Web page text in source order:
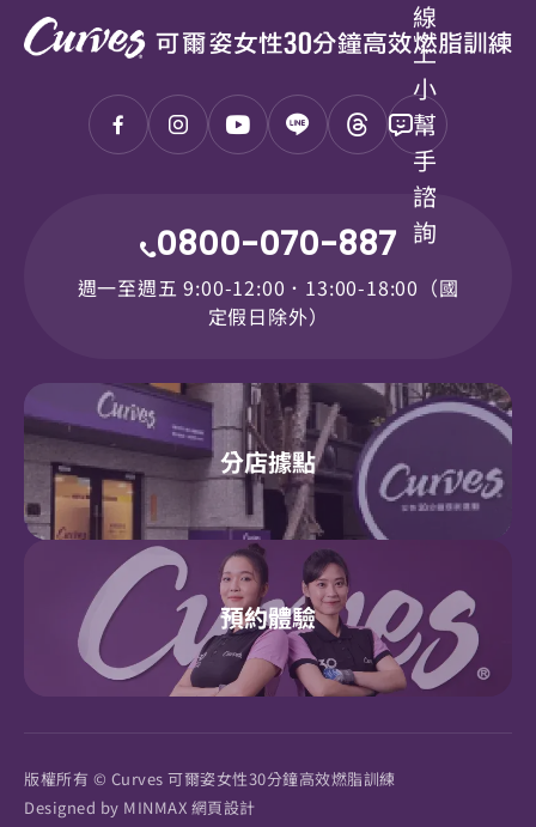
聯絡我們
您的資料已成功送出，請耐心的等待
一段時間，我們會在最快的時間內盡
速處理您的需求，謝謝您。
確認
線
上
小
幫
手
諮
詢
0800-070-887
週一至週五 9:00-12:00．13:00-18:00（國
定假日除外）
分店據點
預約體驗
版權所有 © Curves 可爾姿女性30分鐘高效燃脂訓練
Designed by MINMAX 網頁設計